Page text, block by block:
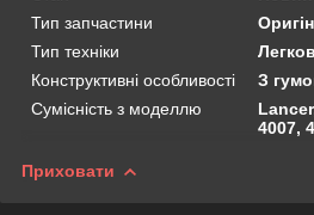
Тип запчастини
Тип техніки
Конструктивні особливості
З
Сумісність з моделлю
4007,
Приховати